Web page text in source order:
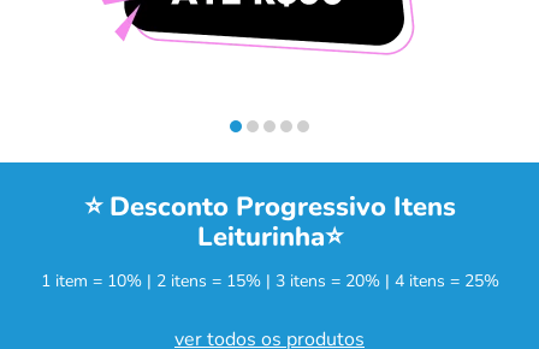
⭐ Desconto Progressivo Itens
Leiturinha⭐
1 item = 10% | 2 itens = 15% | 3 itens = 20% | 4 itens = 25%
ver todos os produtos